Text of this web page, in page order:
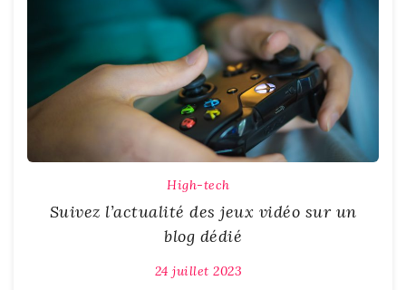
High-tech
Suivez l’actualité des jeux vidéo sur un
blog dédié
24 juillet 2023